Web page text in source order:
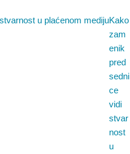
Kako
zam
enik
pred
sedni
ce
vidi
stvar
nost
u